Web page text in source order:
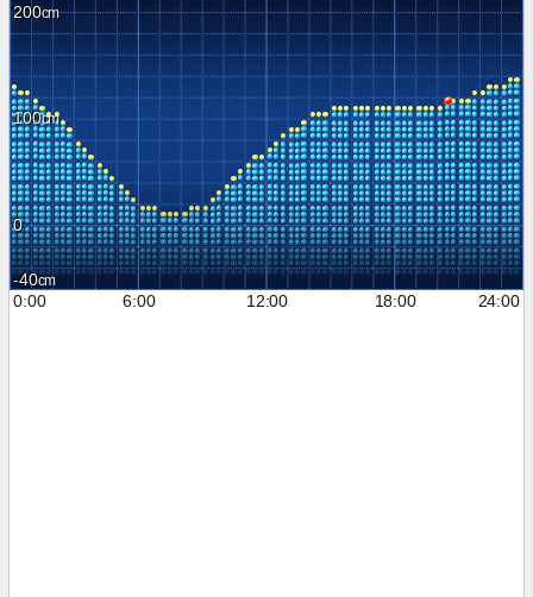
200
100
0
-40
0:00
6:00 12:00 18:00 24:00